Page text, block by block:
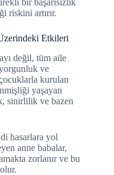
bir başarısızlık
riskini artırır.
Etkileri
değil, tüm aile
ve
kurulan
yaşayan
sinirlilik ve bazen
hasarlara yol
anne babalar,
zorlanır ve bu